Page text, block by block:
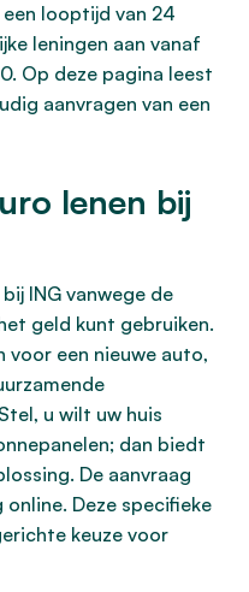
looptijd van 24
leningen aan vanaf
Op deze pagina leest
aanvragen van een
lenen bij
ING vanwege de
geld kunt gebruiken.
voor een nieuwe auto,
u wilt uw huis
dan biedt
De aanvraag
Deze specifieke
keuze voor